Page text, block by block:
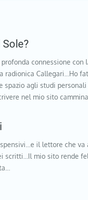
Sole?
connessione con
radionica Callegari…Ho
spazio agli studi personali
nel mio sito
il lettore che va
scritti…Il mio sito rende